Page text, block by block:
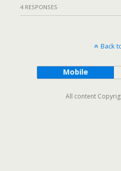
4 RESPONSES
Back
Mobile
All content